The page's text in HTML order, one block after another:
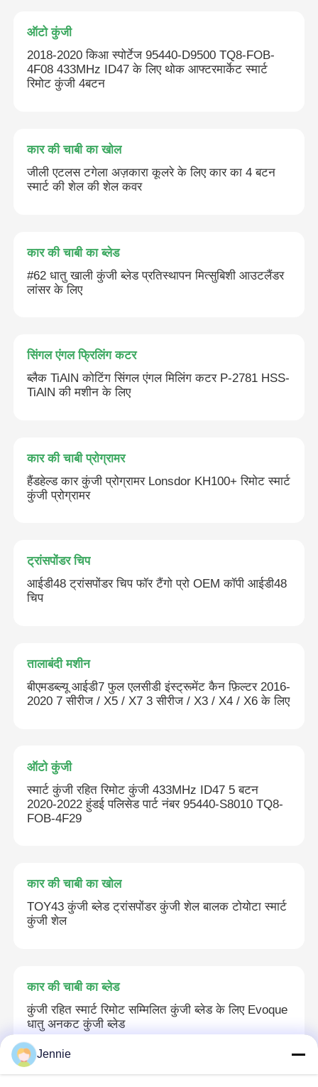
समाचार
सभी मामलों
कार की चाबी का खोल
सिंगल एंगल फ्रिलिंग कटर
ट्रांसपोंडर चिप
तालाबंदी मशीन
ऑटो कुंजी
2018-2020 किआ स्पोर्टेज 95440-D9500 TQ8-FOB-
4F08 433MHz ID47 के लिए थोक आफ्टरमार्केट स्मार्ट
रिमोट कुंजी 4बटन
कार की चाबी का खोल
जीली एटलस टगेला अज़कारा कूलरे के लिए कार का 4 बटन
स्मार्ट की शेल की शेल कवर
कार की चाबी का ब्लेड
#62 धातु खाली कुंजी ब्लेड प्रतिस्थापन मित्सुबिशी आउटलैंडर
लांसर के लिए
सिंगल एंगल फ्रिलिंग कटर
ब्लैक TiAlN कोटिंग सिंगल एंगल मिलिंग कटर P-2781 HSS-
TiAlN की मशीन के लिए
कार की चाबी प्रोग्रामर
हैंडहेल्ड कार कुंजी प्रोग्रामर Lonsdor KH100+ रिमोट स्मार्ट
कुंजी प्रोग्रामर
ट्रांसपोंडर चिप
आईडी48 ट्रांसपोंडर चिप फॉर टैंगो प्रो OEM कॉपी आईडी48
चिप
तालाबंदी मशीन
बीएमडब्ल्यू आईडी7 फुल एलसीडी इंस्ट्रूमेंट कैन फ़िल्टर 2016-
2020 7 सीरीज / X5 / X7 3 सीरीज / X3 / X4 / X6 के लिए
ऑटो कुंजी
स्मार्ट कुंजी रहित रिमोट कुंजी 433MHz ID47 5 बटन
2020-2022 हुंडई पलिसेड पार्ट नंबर 95440-S8010 TQ8-
FOB-4F29
कार की चाबी का खोल
TOY43 कुंजी ब्लेड ट्रांसपोंडर कुंजी शेल बालक टोयोटा स्मार्ट
कुंजी शेल
कार की चाबी का ब्लेड
कुंजी रहित स्मार्ट रिमोट सम्मिलित कुंजी ब्लेड के लिए Evoque
धातु अनकट कुंजी ब्लेड
Jennie